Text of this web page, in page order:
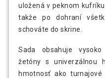
uložená v peknom
takže po dohraní
schováte do skrine.
Sada obsahuje
žetóny s univerzálnou
hmotnosť ako